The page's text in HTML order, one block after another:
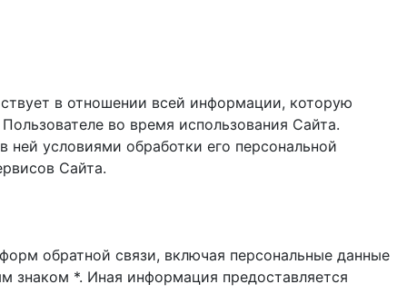
в отношении всей информации, которую
во время использования Cайта.
ней условиями обработки его персональной
Сайта.
обратной связи, включая персональные данные
знаком *. Иная информация предоставляется